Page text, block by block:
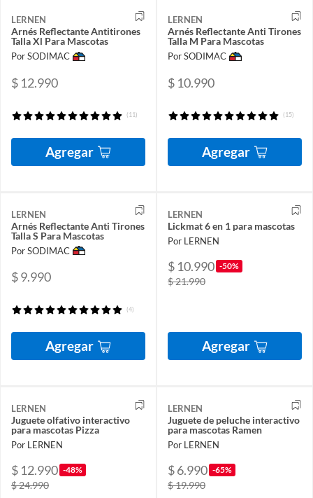
LERNEN
Arnés Reflectante Antitirones
Talla Xl Para Mascotas
Por SODIMAC
$ 12.990
(11)
Agregar
LERNEN
Arnés Reflectante Anti Tirones
Talla M Para Mascotas
Por SODIMAC
$ 10.990
(15)
Agregar
LERNEN
Arnés Reflectante Anti Tirones
Talla S Para Mascotas
Por SODIMAC
$ 9.990
(4)
Agregar
LERNEN
Lickmat 6 en 1 para mascotas
Por LERNEN
$ 10.990 -50%
$ 21.990
Agregar
LERNEN
Juguete olfativo interactivo
para mascotas Pizza
Por LERNEN
$ 12.990 -48%
$ 24.990
LERNEN
Juguete de peluche interactivo
para mascotas Ramen
Por LERNEN
$ 6.990 -65%
$ 19.990